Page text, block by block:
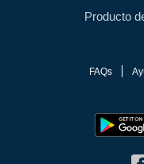
Producto
FAQs